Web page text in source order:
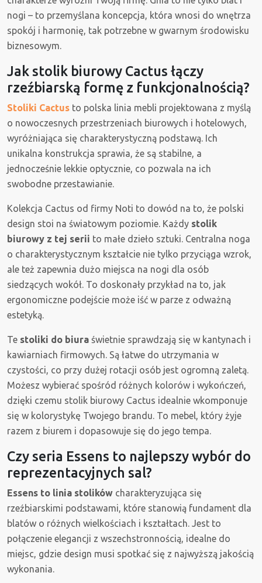
nogi – to przemyślana koncepcja, która wnosi do wnętrza
spokój i harmonię, tak potrzebne w gwarnym środowisku
biznesowym.
Jak stolik biurowy Cactus łączy
rzeźbiarską formę z funkcjonalnością?
Stoliki Cactus to polska linia mebli projektowana z myślą
o nowoczesnych przestrzeniach biurowych i hotelowych,
wyróżniająca się charakterystyczną podstawą. Ich
unikalna konstrukcja sprawia, że są stabilne, a
jednocześnie lekkie optycznie, co pozwala na ich
swobodne przestawianie.
Kolekcja Cactus od firmy Noti to dowód na to, że polski
design stoi na światowym poziomie. Każdy stolik
biurowy z tej serii to małe dzieło sztuki. Centralna noga
o charakterystycznym kształcie nie tylko przyciąga wzrok,
ale też zapewnia dużo miejsca na nogi dla osób
siedzących wokół. To doskonały przykład na to, jak
ergonomiczne podejście może iść w parze z odważną
estetyką.
Te stoliki do biura świetnie sprawdzają się w kantynach i
kawiarniach firmowych. Są łatwe do utrzymania w
czystości, co przy dużej rotacji osób jest ogromną zaletą.
Możesz wybierać spośród różnych kolorów i wykończeń,
dzięki czemu stolik biurowy Cactus idealnie wkomponuje
się w kolorystykę Twojego brandu. To mebel, który żyje
razem z biurem i dopasowuje się do jego tempa.
Czy seria Essens to najlepszy wybór do
reprezentacyjnych sal?
Essens to linia stolików charakteryzująca się
rzeźbiarskimi podstawami, które stanowią fundament dla
blatów o różnych wielkościach i kształtach. Jest to
połączenie elegancji z wszechstronnością, idealne do
miejsc, gdzie design musi spotkać się z najwyższą jakością
wykonania.